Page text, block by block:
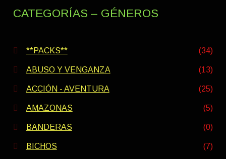
CATEGORÍAS – GÉNEROS
**PACKS** (34)
ABUSO Y VENGANZA (13)
ACCIÓN - AVENTURA (25)
AMAZONAS (5)
BANDERAS (0)
BICHOS (7)